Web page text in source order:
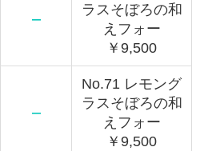
－
ラスそぼろの和
えフォー
￥9,500
－
No.71 レモング
ラスそぼろの和
えフォー
￥9,500